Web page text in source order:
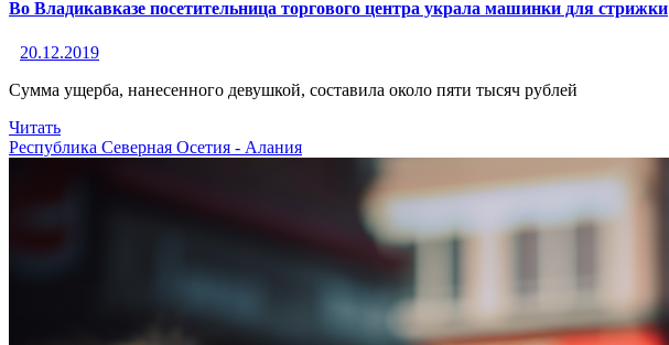
Во Владикавказе посетительница торгового центра украла машинки для стрижки
20.12.2019
Сумма ущерба, нанесенного девушкой, составила около пяти тысяч рублей
Читать
Республика Северная Осетия - Алания